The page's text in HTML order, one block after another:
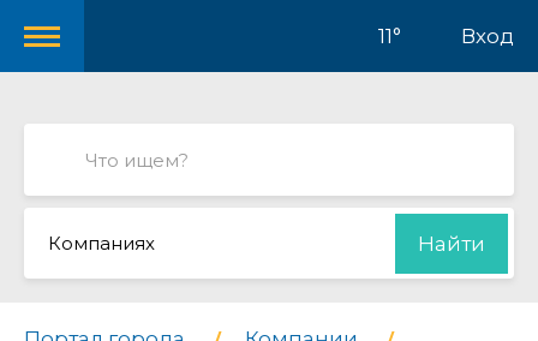
11° Вход
Компаниях Найти